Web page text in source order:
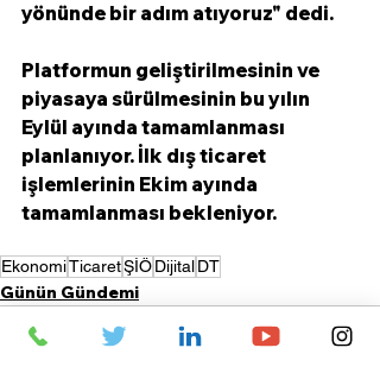
yönünde bir adım atıyoruz" dedi.
Platformun geliştirilmesinin ve
piyasaya sürülmesinin bu yılın
Eylül ayında tamamlanması
planlanıyor. İlk dış ticaret
işlemlerinin Ekim ayında
tamamlanması bekleniyor.
EkonomiTicaretŞİÖDijitalDT
Günün Gündemi